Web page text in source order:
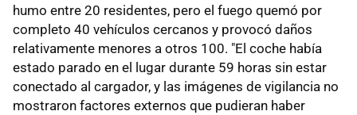
humo entre 20 residentes, pero el fuego quemó por
completo 40 vehículos cercanos y provocó daños
relativamente menores a otros 100. "El coche había
estado parado en el lugar durante 59 horas sin estar
conectado al cargador, y las imágenes de vigilancia no
mostraron factores externos que pudieran haber